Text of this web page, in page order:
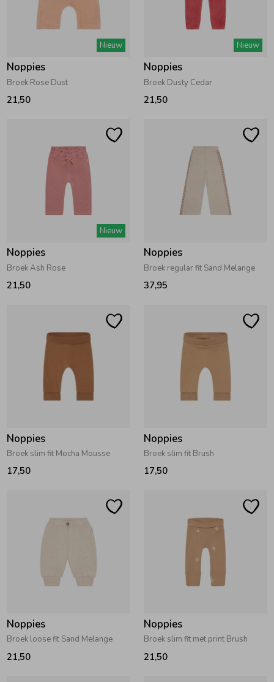
Zwemkleding
Vesten
Colberts & Gilets
Boxpakjes
Rompers
Regenkleding &-laarzen
Zomeraccessoires
Beenmode
Zwemkleding
Vesten
Rokken & Skorts
Jumpsuits
Blazers & Gilets
Leggings
Rompers
Regenkleding &-laarzen
Zomeraccessoires
Beenmode
Cadeaubonnen
Kledingaccessoires
Verzorgingsproducten
Beenmode
Winteraccessoires
Winterjassen
Zwemvesten & Zwembandjes
Winterjassen
Nieuw
Noppies
Broek Rose Dust
21,50
Nieuw
Noppies
Broek Dusty Cedar
21,50
Nieuw
Noppies
Broek Ash Rose
21,50
Noppies
Broek regular fit Sand Melange
37,95
Noppies
Broek slim fit Mocha Mousse
17,50
Noppies
Broek slim fit Brush
17,50
Noppies
Broek loose fit Sand Melange
21,50
Noppies
Broek slim fit met print Brush
21,50